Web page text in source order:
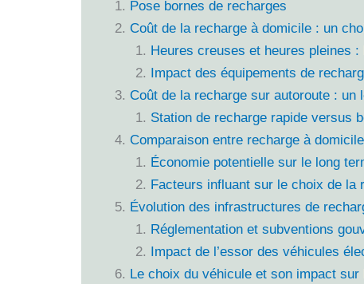
Pose bornes de recharges
Coût de la recharge à domicile : un
Heures creuses et heures pleines :
Impact des équipements de
Coût de la recharge sur autoroute : un
Station de recharge rapide versus
Comparaison entre recharge à
Économie potentielle sur le long
Facteurs influant sur le choix de la
Évolution des infrastructures de
Réglementation et subventions
Impact de l’essor des véhicules
Le choix du véhicule et son impact